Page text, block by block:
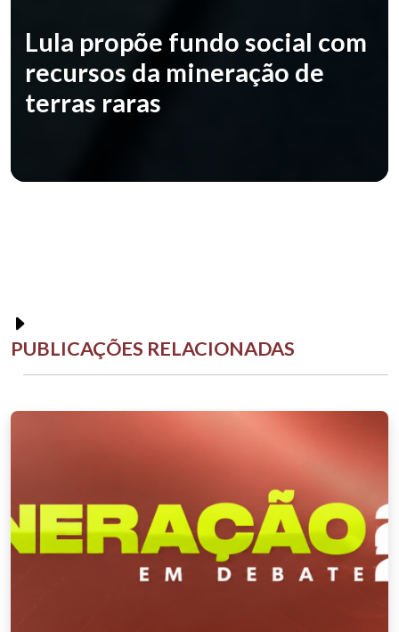
Lula propõe fundo social com
recursos da mineração de
terras raras
PUBLICAÇÕES RELACIONADAS